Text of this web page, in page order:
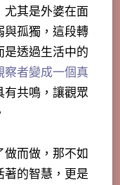
尤其是外婆在面
與孤獨，這段轉
是透過生活中的
者變成一個真
有共鳴，讓觀眾
而做，那不如
著的智慧，更是